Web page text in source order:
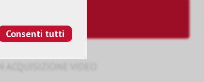
Consenti tutti